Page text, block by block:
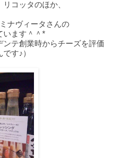
コッタのほか、
ナヴィータさんの
います＾＾*
ンテ創業時からチーズを評価
す♪）